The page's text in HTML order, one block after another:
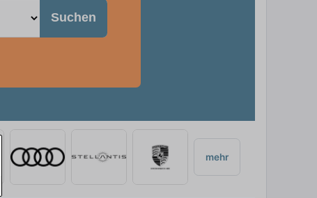
Suchen
mehr